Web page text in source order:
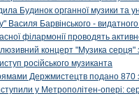
Будинок органної музики та
Василя Барвінського -
філармонії проводять
концерт "Музика
російського музиканта
Держмистецтв подано 870
у Метрополітен-опері: